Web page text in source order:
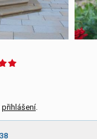
přihlášení.